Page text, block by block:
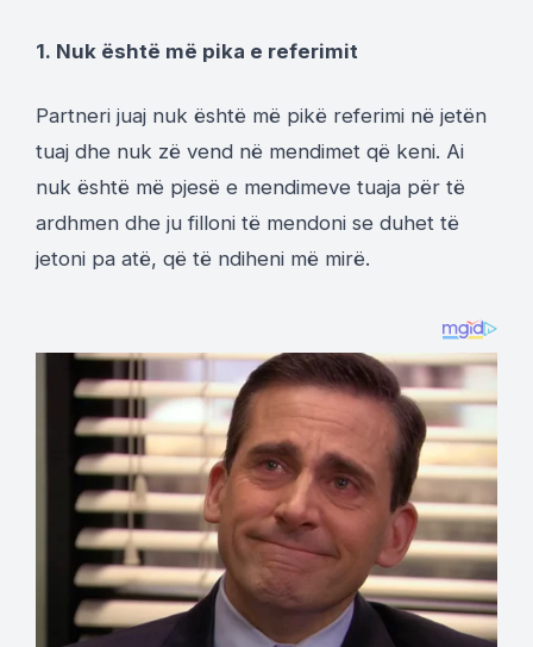
1. Nuk është më pika e referimit
Partneri juaj nuk është më pikë referimi në jetën
tuaj dhe nuk zë vend në mendimet që keni. Ai
nuk është më pjesë e mendimeve tuaja për të
ardhmen dhe ju filloni të mendoni se duhet të
jetoni pa atë, që të ndiheni më mirë.